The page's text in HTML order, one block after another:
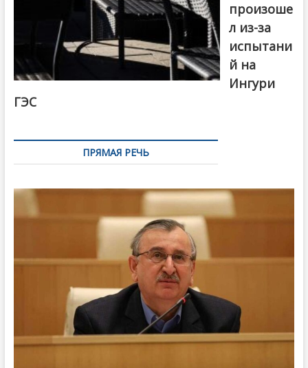
произоше
л из-за
испытани
й на
Ингури
ГЭС
ПРЯМАЯ РЕЧЬ